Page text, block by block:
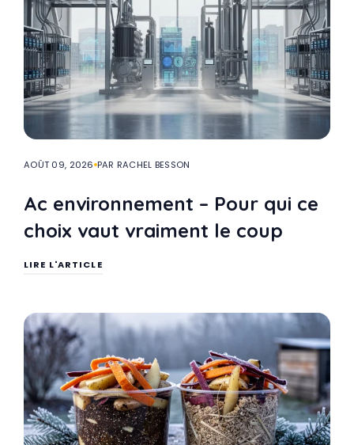
AOÛT 09, 2026 PAR RACHEL BESSON
Ac environnement – Pour qui ce
choix vaut vraiment le coup
LIRE L'ARTICLE